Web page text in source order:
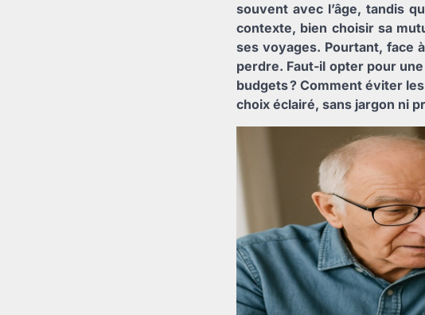
souvent avec l’âge, tandis
contexte, bien choisir sa
ses voyages. Pourtant, face
perdre. Faut-il opter pour
budgets ? Comment éviter
choix éclairé, sans jargon ni